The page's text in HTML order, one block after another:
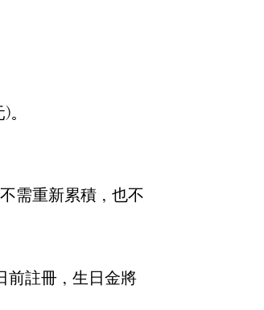
需重新累積，也不
前註冊，生日金將